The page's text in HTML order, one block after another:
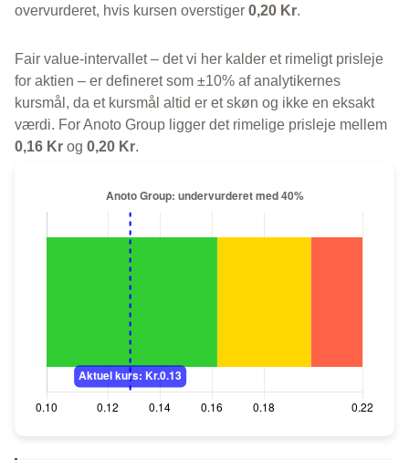
overvurderet, hvis kursen overstiger 0,20 Kr.
Fair value-intervallet – det vi her kalder et rimeligt prisleje
for aktien – er defineret som ±10% af analytikernes
kursmål, da et kursmål altid er et skøn og ikke en eksakt
værdi. For Anoto Group ligger det rimelige prisleje mellem
0,16 Kr og 0,20 Kr.